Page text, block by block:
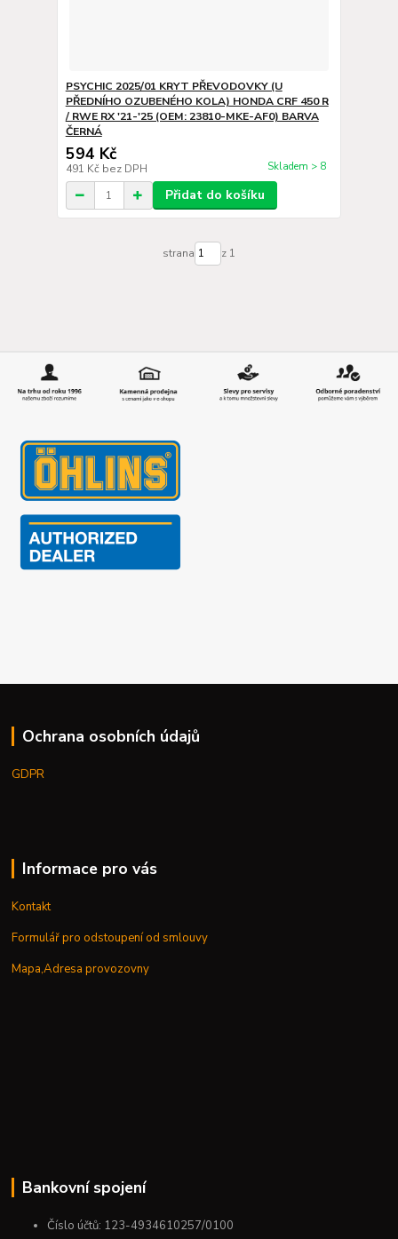
PSYCHIC 2025/01 KRYT PŘEVODOVKY (U
PŘEDNÍHO OZUBENÉHO KOLA) HONDA CRF 450 R
/ RWE RX '21-'25 (OEM: 23810-MKE-AF0) BARVA
ČERNÁ
594 Kč
491 Kč bez DPH Skladem > 8
Přidat do košíku
strana z 1
Ochrana osobních údajů
GDPR
Informace pro vás
Kontakt
Formulář pro odstoupení od smlouvy
Mapa,Adresa provozovny
Bankovní spojení
Číslo účtů: 123-4934610257/0100